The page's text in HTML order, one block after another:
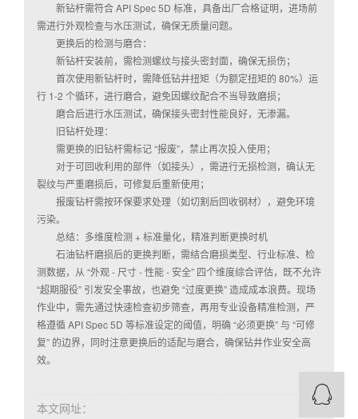
新钻杆需符合 API Spec 5D 标准，具备出厂合格证明，进场前
需进行外观检查与水压测试，确保无质量问题。
更换后的检测与磨合：
新钻杆安装前，需检测螺纹与接头密封面，确保无损伤；
首次使用新钻杆时，需降低钻井扭矩（为额定扭矩的 80%）运
行 1-2 个循环，进行磨合，避免因螺纹配合不当导致磨损；
磨合后进行水压测试，确保接头密封性能良好，无渗漏。
旧钻杆处理：
需更换的旧钻杆需标记 “报废”，禁止再次投入使用；
对于可回收利用的部件（如接头），需进行无损检测，确认无
裂纹与严重磨损后，可修复后重新使用；
报废钻杆需按环保要求处理（如切割后回收钢材），避免环境
污染。
总结：多维度检测 + 标准量化，精准判断更换时机
石油钻杆磨损后的更换判断，需结合磨损类型、行业标准、检
测数据，从 “外观 - 尺寸 - 性能 - 安全” 四个维度综合评估，既不允许
“超期服役” 引发安全事故，也避免 “过度更换” 造成成本浪费。现场
作业中，需先通过快速检查初步筛查，再用专业设备精准检测，严
格遵循 API Spec 5D 等标准设定的阈值，明确 “必须更换” 与 “可修
复” 的边界，同时注意更换后的适配与磨合，确保钻井作业安全高
效。
本文网址：